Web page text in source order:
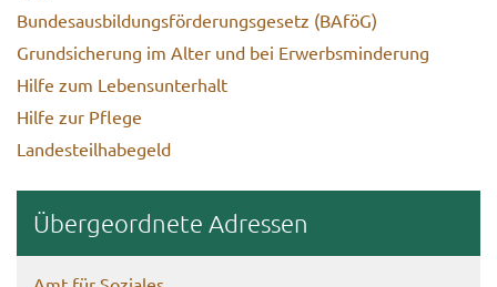
Bun­des­aus­bil­dungs­för­de­rungs­ge­setz (BAföG)
Grund­si­che­rung im Alter und bei Er­werbs­min­de­rung
Hilfe zum Le­bens­un­ter­halt
Hilfe zur Pfle­ge
Lan­des­teil­ha­be­geld
Über­ge­ord­ne­te Adres­sen